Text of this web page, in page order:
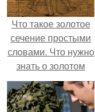
Что такое золотое
сечение простыми
словами. Что нужно
знать о золотом
сечении.